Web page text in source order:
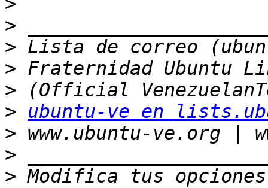
>
>
>
>
>
ubuntu-ve en
>
>
> Modifica tus